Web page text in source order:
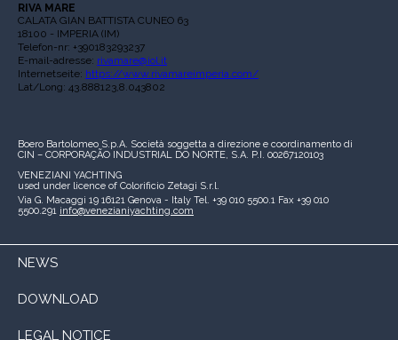
RIVA MARE
CALATA GIAN BATTISTA CUNEO 63
18100 - IMPERIA (IM)
Telefon-nr: +390183293237
E-mail-adresse: rivamare@iol.it
Internetseite: https://www.rivamareimperia.com/
Lat/Long: 43.888123,8.043802
Boero Bartolomeo S.p.A. Società soggetta a direzione e coordinamento di
CIN – CORPORAÇÃO INDUSTRIAL DO NORTE, S.A. P.I. 00267120103
VENEZIANI YACHTING
used under licence of Colorificio Zetagi S.r.l.
Via G. Macaggi 19 16121 Genova - Italy Tel. +39 010 5500.1 Fax +39 010
5500.291 info@venezianiyachting.com
NEWS
DOWNLOAD
LEGAL NOTICE